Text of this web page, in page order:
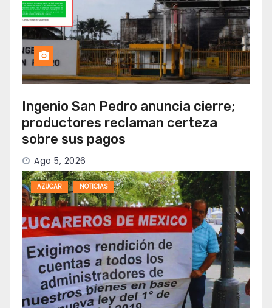
Ingenio San Pedro anuncia cierre;
productores reclaman certeza
sobre sus pagos
Ago 5, 2026
AZUCAR NOTICIAS